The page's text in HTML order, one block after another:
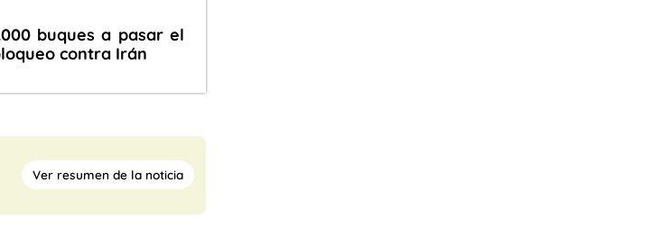
buques a pasar el
contra Irán
Ver resumen de la noticia